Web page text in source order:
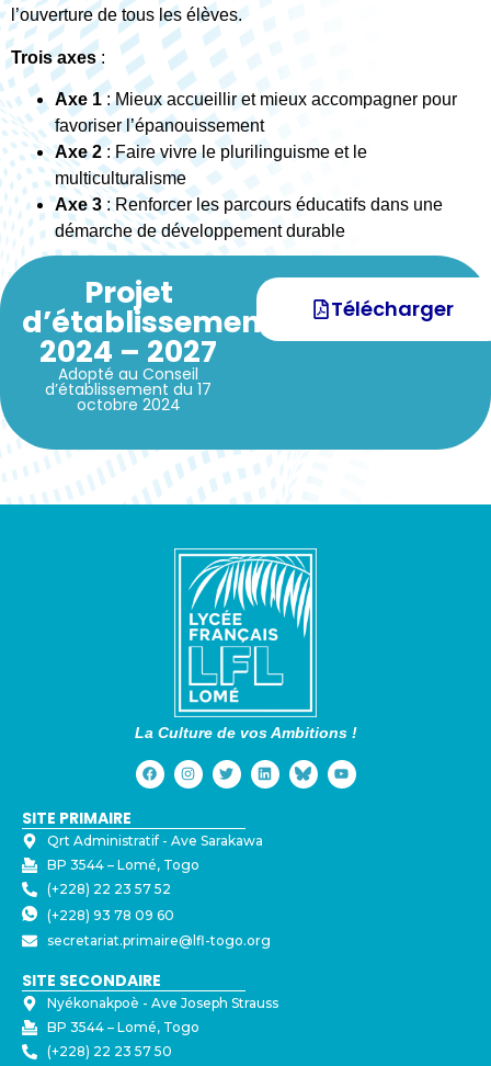
l’ouverture de tous les élèves.
Trois axes:
Axe 1: Mieux accueillir et mieux accompagner pour
favoriser l’épanouissement
Axe 2: Faire vivre le plurilinguisme et le
multiculturalisme
Axe 3 : Renforcer les parcours éducatifs dans une
démarche de développement durable
Projet
d’établissement
2024 – 2027
Adopté au Conseil
d’établissement du 17
octobre 2024
Télécharger
La Culture de vos Ambitions !
SITE PRIMAIRE
Qrt Administratif - ⁠Ave Sarakawa
BP 3544 – Lomé, Togo
(+228) 22 23 57 52
(+228) 93 78 09 60
secretariat.primaire@lfl-togo.org
SITE SECONDAIRE
Nyékonakpoè - ⁠Ave Joseph Strauss
BP 3544 – Lomé, Togo
(+228) 22 23 57 50